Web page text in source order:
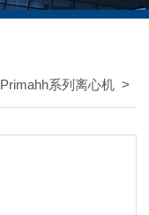
Primahh系列离心机 >